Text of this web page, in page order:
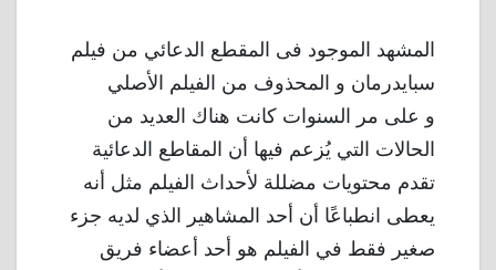
المشهد الموجود فى المقطع الدعائي من فيلم
سبايدرمان و المحذوف من الفيلم الأصلي
و على مر السنوات كانت هناك العديد من
الحالات التي يُزعم فيها أن المقاطع الدعائية
تقدم محتويات مضللة لأحداث الفيلم مثل أنه
يعطى انطباعًا أن أحد المشاهير الذي لديه جزء
صغير فقط في الفيلم هو أحد أعضاء فريق